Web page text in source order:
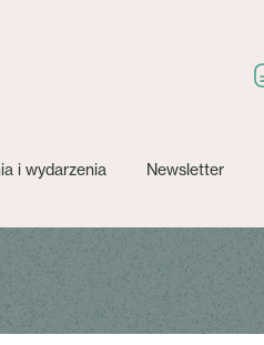
i wydarzenia Newsletter